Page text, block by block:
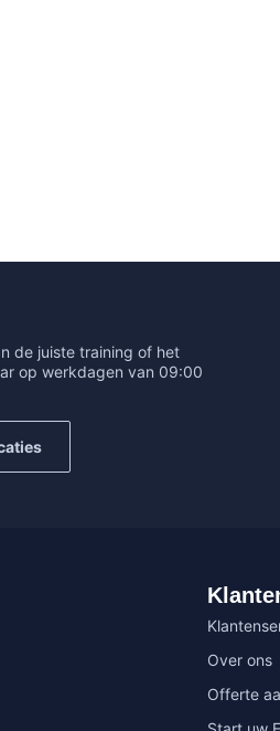
de juiste training of het
op werkdagen van 09:00
Over ons
Offerte